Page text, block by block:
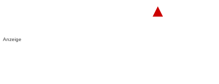
▲
Anzeige